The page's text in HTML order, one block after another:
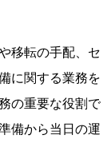
移転の手配、セ
に関する業務を
の重要な役割で
備から当日の運